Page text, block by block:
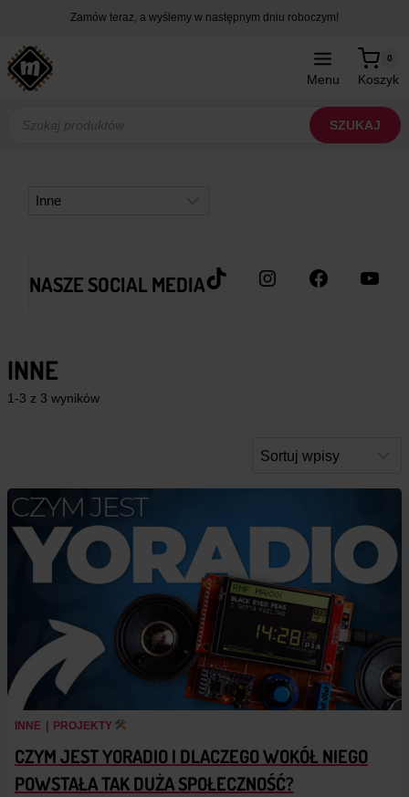
treści
Zamów teraz, a wyślemy w następnym dniu roboczym!
Menu Koszyk
0
produktów
SZUKAJ
Kategorie
NASZE SOCIAL MEDIATikTokInstagramFacebook
INNE
1-3 z 3 wyników
INNE PROJEKTY
CZYM JEST YORADIO I DLACZEGO WOKÓŁ NIEGO
POWSTAŁA TAK DUŻA SPOŁECZNOŚĆ?